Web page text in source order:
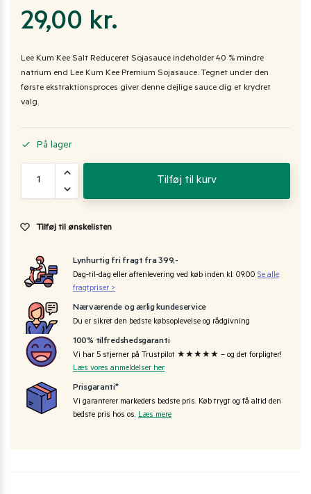
29,00 kr.
Lee Kum Kee Salt Reduceret Sojasauce indeholder 40 % mindre
natrium end Lee Kum Kee Premium Sojasauce. Tegnet under den
første ekstraktionsproces giver denne dejlige sauce dig et krydret
valg.
På lager
Tilføj til kurv
Tilføj til ønskelisten
Lynhurtig fri fragt fra 399,-
Dag-til-dag eller aftenlevering ved køb inden kl. 09:00 Se alle
fragtpriser >
Nærværende og ærlig kundeservice
Du er sikret den bedste købsoplevelse og rådgivning
100% tilfredshedsgaranti
Vi har 5 stjerner på Trustpilot ★★★★★ – og det forpligter!
Læs vores anmeldelser her
Prisgaranti*
Vi garanterer markedets bedste pris. Køb trygt og få altid den
bedste pris hos os. Læs mere